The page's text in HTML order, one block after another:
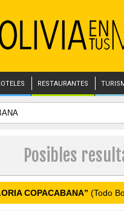
RESTAURANTES
Posibles
COPACABANA” (Todo